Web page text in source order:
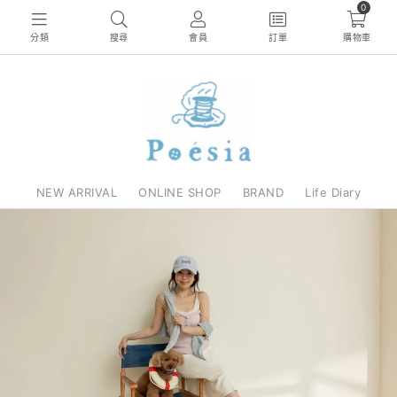
分類 搜尋 會員 訂單
0
購物車
NEW ARRIVAL ONLINE SHOP BRAND Life Diary